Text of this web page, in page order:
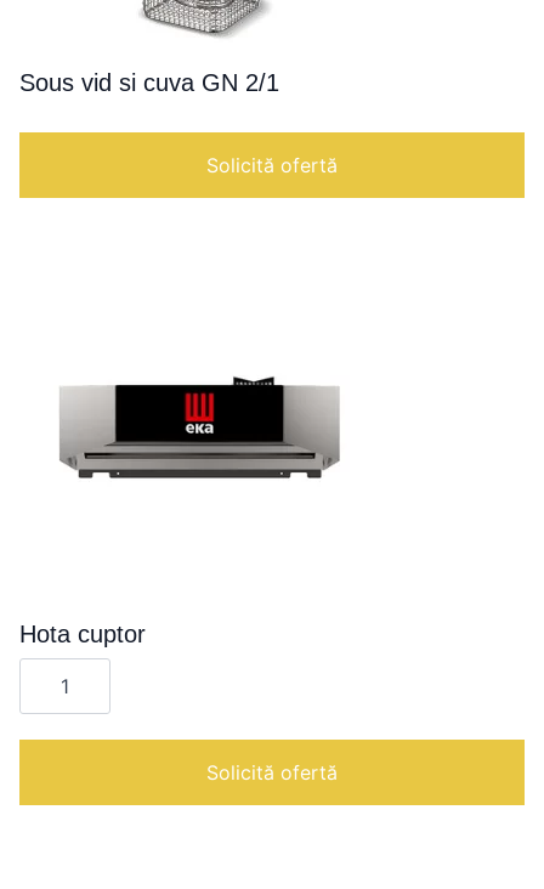
Sous vid si cuva GN 2/1
Solicită ofertă
Hota cuptor
Cantitate
Hota
Solicită ofertă